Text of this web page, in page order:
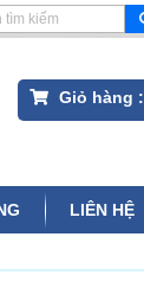
Giỏ hàng :
LIÊN HỆ